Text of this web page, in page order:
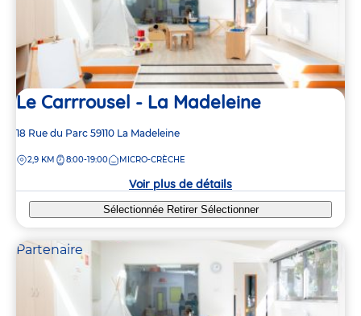
Le Carrrousel - La Madeleine
Adresse
la
18 Rue du Parc 59110 La Madeleine
DISTANCE
2,9 KM 8:00-19:00 MICRO-CRÈCHE
Voir plus de détails
Sélectionnée Retirer Sélectionner
Partenaire